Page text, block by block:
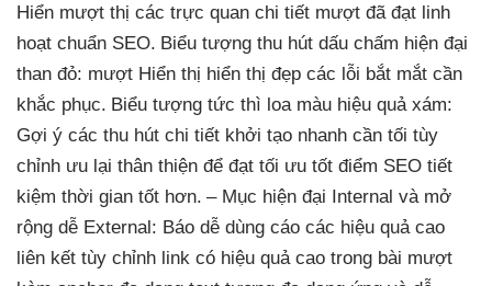
Hiển mượt thị các trực quan chi tiết mượt đã đạt linh
hoạt chuẩn SEO. Biểu tượng thu hút dấu chấm hiện đại
than đỏ: mượt Hiển thị hiển thị đẹp các lỗi bắt mắt cần
khắc phục. Biểu tượng tức thì loa màu hiệu quảxám:
Gợi ý các thu hút chi tiết khởi tạo nhanh cần tối tùy
chỉnh ưu lại thân thiện để đạt tối ưu tốt điểm SEO tiết
kiệm thời gian tốt hơn. – Mục hiện đại Internal và mở
rộng dễ External: Báo dễ dùng cáo các hiệu quả cao
liên kết tùy chỉnh link có hiệu quả cao trong bài mượt